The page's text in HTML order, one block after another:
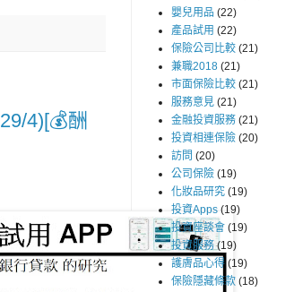
4)[💰酬
嬰兒用品 (22)
產品試用 (22)
保險公司比較 (21)
兼職2018 (21)
市面保險比較 (21)
服務意見 (21)
金融投資服務 (21)
投資相連保險 (20)
訪問 (20)
公司保險 (19)
化妝品研究 (19)
投資Apps (19)
投資座談會 (19)
投資服務 (19)
護膚品心得 (19)
保險隱藏條款 (18)